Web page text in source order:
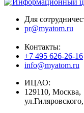
Для
pr@myatom.ru
Контакты:
+7 495 626-26-16
info@myatom.ru
ИЦАО:
129110, Москва,